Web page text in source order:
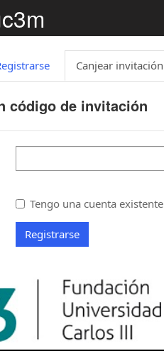
Canjear invitación
código de invitación
Tengo una cuenta existente
Registrarse